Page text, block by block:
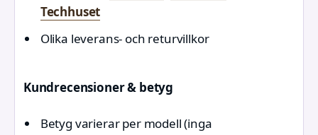
Techhuset
Olika leverans- och returvillkor
Kundrecensioner & betyg
Betyg varierar per modell (inga